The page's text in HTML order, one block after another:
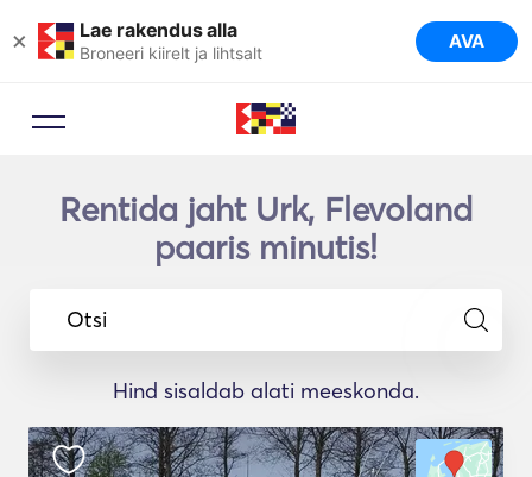
× Lae rakendus alla
Broneeri kiirelt ja lihtsalt AVA
Rentida jaht Urk, Flevoland
paaris minutis!
Otsi
Hind sisaldab alati meeskonda.